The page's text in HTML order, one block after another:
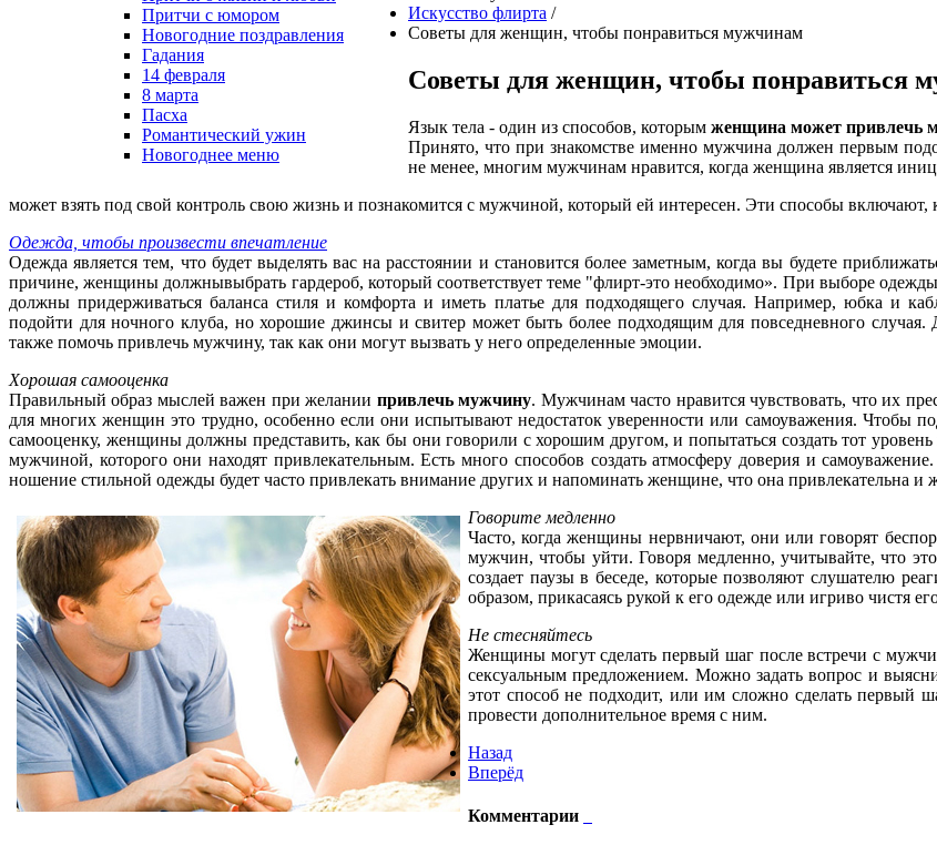
Притчи с юмором
Новогодние поздравления
Гадания
14 февраля
8 марта
Пасха
Романтический ужин
Новогоднее меню
Искусство флирта /
Советы для женщин, чтобы понравиться мужчинам
Советы для женщин, чтобы понравиться
Язык тела - один из способов, которым женщина может привлечь
Принято, что при знакомстве именно мужчина должен первым
не менее, многим мужчинам нравится, когда женщина является
может взять под свой контроль свою жизнь и познакомится с мужчиной, который ей интересен. Эти способы включают,
Одежда, чтобы произвести впечатление
Одежда является тем, что будет выделять вас на расстоянии и становится более заметным, когда вы будете
причине, женщины должнывыбрать гардероб, который соответствует теме "флирт-это необходимо». При выборе
должны придерживаться баланса стиля и комфорта и иметь платье для подходящего случая. Например, юбка и
подойти для ночного клуба, но хорошие джинсы и свитер может быть более подходящим для повседневного случая.
также помочь привлечь мужчину, так как они могут вызвать у него определенные эмоции.
Хорошая самооценка
Правильный образ мыслей важен при желании привлечь мужчину. Мужчинам часто нравится чувствовать, что их
для многих женщин это трудно, особенно если они испытывают недостаток уверенности или самоуважения. Чтобы
самооценку, женщины должны представить, как бы они говорили с хорошим другом, и попытаться создать тот уровень
мужчиной, которого они находят привлекательным. Есть много способов создать атмосферу доверия и
ношение стильной одежды будет часто привлекать внимание других и напоминать женщине, что она привлекательна и
Говорите медленно
Часто, когда женщины нервничают, они или говорят
мужчин, чтобы уйти. Говоря медленно, учитывайте, что
создает паузы в беседе, которые позволяют слушателю
образом, прикасаясь рукой к его одежде или игриво чистя
Не стесняйтесь
Женщины могут сделать первый шаг после встречи с
сексуальным предложением. Можно задать вопрос и
этот способ не подходит, или им сложно сделать первый
провести дополнительное время с ним.
Назад
Вперёд
Комментарии